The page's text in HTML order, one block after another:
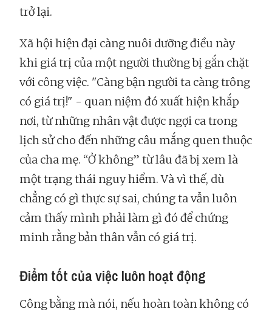
trở lại.
Xã hội hiện đại càng nuôi dưỡng điều này
khi giá trị của một người thường bị gắn chặt
với công việc. "Càng bận người ta càng trông
có giá trị!" - quan niệm đó xuất hiện khắp
nơi, từ những nhân vật được ngợi ca trong
lịch sử cho đến những câu mắng quen thuộc
của cha mẹ. “Ở không” từ lâu đã bị xem là
một trạng thái nguy hiểm. Và vì thế, dù
chẳng có gì thực sự sai, chúng ta vẫn luôn
cảm thấy mình phải làm gì đó để chứng
minh rằng bản thân vẫn có giá trị.
Điểm tốt của việc luôn hoạt động
Công bằng mà nói, nếu hoàn toàn không có